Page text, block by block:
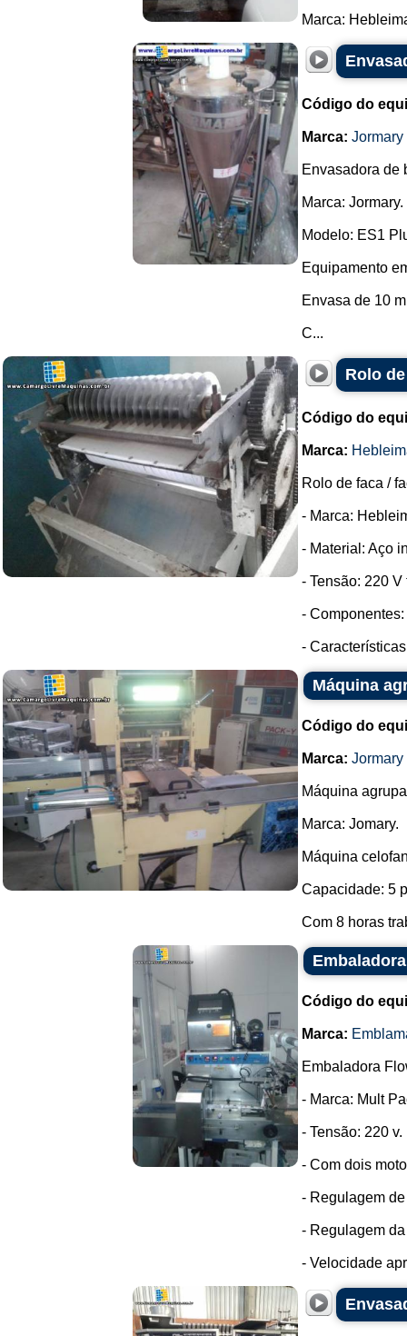
Marca:
Código do
Marca: Jormary
Envasadora de
Marca: Jormary.
Modelo: ES1
Equipamento
Envasa de 10
C...
Rolo
Código do
Marca:
Rolo de faca /
- Marca:
- Material: Aço
- Tensão: 220 V
-
-
Máquina
Código do
Marca: Jormary
Máquina
Marca: Jomary.
Máquina
Capacidade: 5
Com 8 horas
Código do
Marca:
Embaladora
- Marca: Mult
- Tensão: 220 v.
- Com dois
- Regulagem
- Regulagem
- Velocidade